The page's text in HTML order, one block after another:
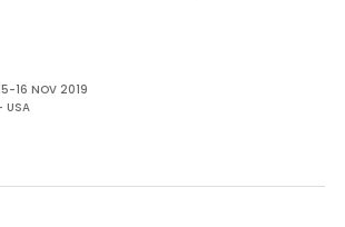
16 NOV 2019
USA